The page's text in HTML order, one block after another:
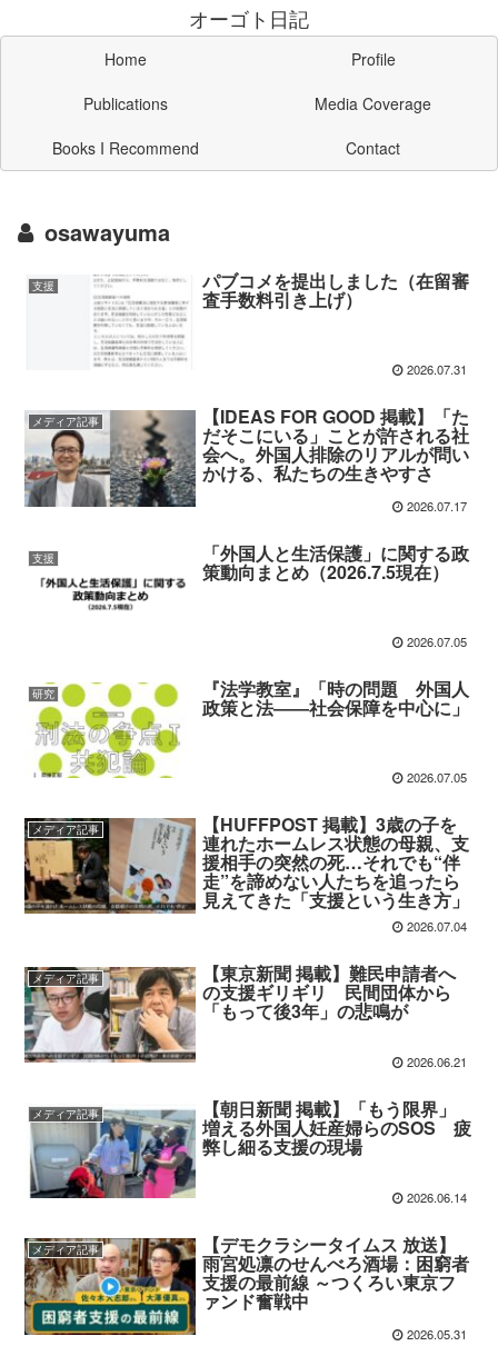
オーゴト日記
Home
Profile
Publications
Media Coverage
Books I Recommend
Contact
osawayuma
支援 パブコメを提出しました（在留審
査手数料引き上げ）
2026.07.31
メディア記事 【IDEAS FOR GOOD 掲載】「た
だそこにいる」ことが許される社
会へ。外国人排除のリアルが問い
かける、私たちの生きやすさ
2026.07.17
支援 「外国人と生活保護」に関する政
策動向まとめ（2026.7.5現在）
2026.07.05
研究 『法学教室』「時の問題 外国人
政策と法――社会保障を中心に」
2026.07.05
メディア記事 【HUFFPOST 掲載】3歳の子を
連れたホームレス状態の母親、支
援相手の突然の死…それでも“伴
走”を諦めない人たちを追ったら
見えてきた「支援という生き方」
2026.07.04
メディア記事 【東京新聞 掲載】難民申請者へ
の支援ギリギリ 民間団体から
「もって後3年」の悲鳴が
2026.06.21
メディア記事 【朝日新聞 掲載】「もう限界」
増える外国人妊産婦らのSOS 疲
弊し細る支援の現場
2026.06.14
メディア記事 【デモクラシータイムス 放送】
雨宮処凛のせんべろ酒場：困窮者
支援の最前線 ～つくろい東京フ
ァンド奮戦中
2026.05.31